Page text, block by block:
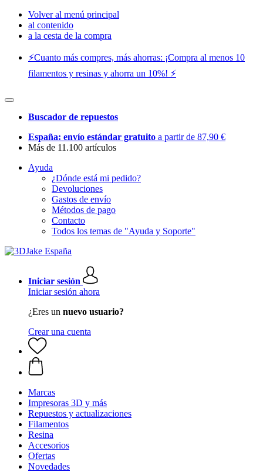
Volver al menú principal
al contenido
a la cesta de la compra
⚡️Cuanto más compres, más ahorras: ¡Compra al menos 10
filamentos y resinas y ahorra un 10%! ⚡️
Buscador de repuestos
España: envío estándar gratuito a partir de 87,90 €
Más de 11.100 artículos
Ayuda
¿Dónde está mi pedido?
Devoluciones
Gastos de envío
Métodos de pago
Contacto
Todos los temas de "Ayuda y Soporte"
Iniciar sesión
Iniciar sesión ahora
¿Eres un nuevo usuario?
Crear una cuenta
Marcas
Impresoras 3D y más
Repuestos y actualizaciones
Filamentos
Resina
Accesorios
Ofertas
Novedades